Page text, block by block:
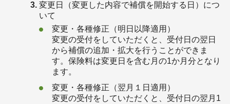
変更日（変更した内容で補償を開始する日）につ
いて
変更・各種修正（明日以降適用）
変更の受付をしていただくと、受付日の翌日
から補償の追加・拡大を行うことができま
す。保険料は変更日を含む月の1か月分となり
ます。
変更・各種修正（翌月１日適用）
変更の受付をしていただくと、受付日の翌月1